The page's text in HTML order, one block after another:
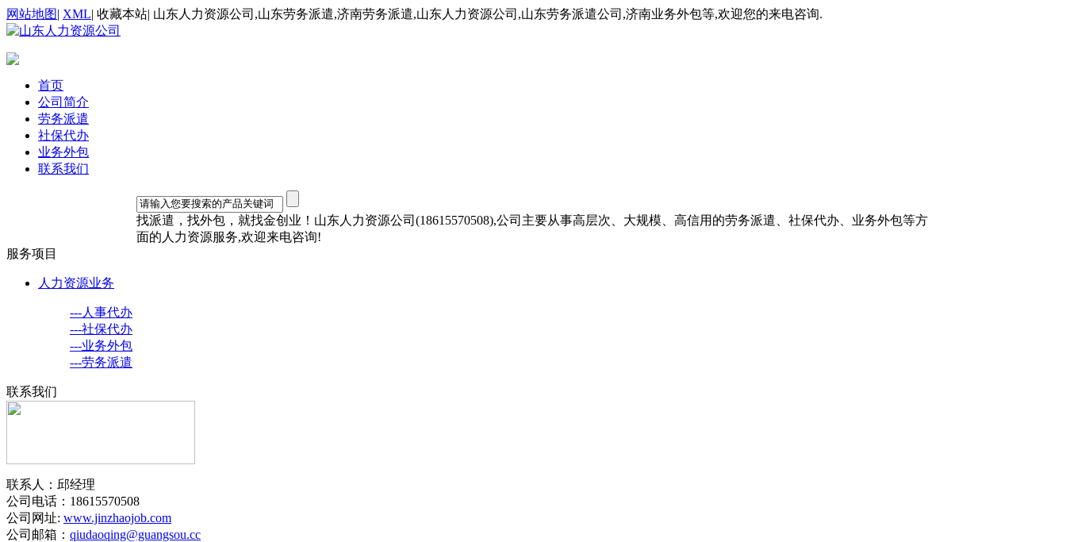
网站地图| XML| 收藏本站| 山东人力资源公司,山东劳务派遣,济南劳务派遣,山东人力资源公司,山东劳务派遣公司,济南业务外包等,欢迎您的来电咨询.
首页
公司简介
劳务派遣
社保代办
业务外包
联系我们
找派遣，找外包，就找金创业！山东人力资源公司(18615570508),公司主要从事高层次、大规模、高信用的劳务派遣、社保代办、业务外包等方
面的人力资源服务,欢迎来电咨询!
服务项目
人力资源业务
---人事代办
---社保代办
---业务外包
---劳务派遣
联系我们
联系人：邱经理
公司电话：18615570508
公司网址: www.jinzhaojob.com
公司邮箱： qiudaoqing@guangsou.cc